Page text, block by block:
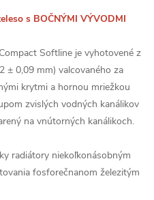
s BOČNÝMI VÝVODMI
Softline je vyhotovené z
± 0,09 mm) valcovaného za
krytmi a hornou mriežkou
zvislých vodných kanálikov
na vnútorných kanálikoch.
radiátory niekoľkonásobným
fosforečnanom železitým